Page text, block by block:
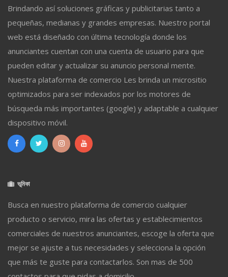
Brindando así soluciones gráficas y publicitarias tanto a
pequeñas, medianas y grandes empresas. Nuestro portal
web está diseñado con última tecnología donde los
anunciantes cuentan con una cuenta de usuario para que
pueden editar y actualizar su anuncio personal mente.
Nuestra plataforma de comercio Les brinda un micrositio
optimizados para ser indexados por los motores de
búsqueda más importantes (google) y adaptable a cualquier
dispositivo móvil.
ভূমিকা
Busca en nuestro plataforma de comercio cualquier
producto o servicio, mira las ofertas y establecimientos
comerciales de nuestros anunciantes, escoge la oferta que
mejor se ajuste a tus necesidades y selecciona la opción
que más te guste para contactarlos. Son mas de 500